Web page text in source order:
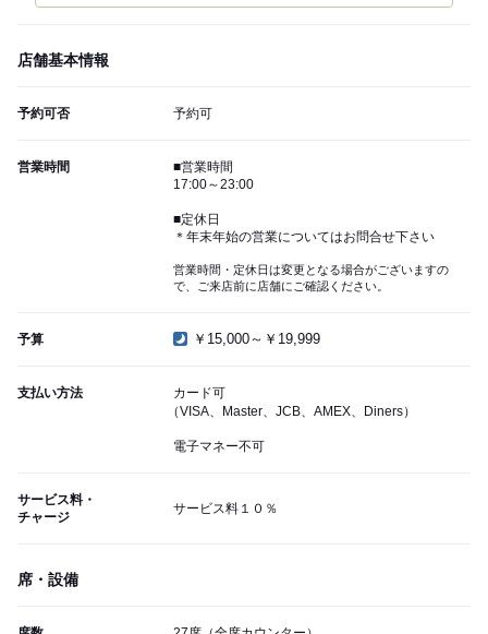
店舗基本情報
予約可否 予約可
営業時間
■営業時間
17:00～23:00
■定休日
＊年末年始の営業についてはお問合せ下さい
営業時間・定休日は変更となる場合がございますの
で、ご来店前に店舗にご確認ください。
予算 ￥15,000～￥19,999
支払い方法
カード可
（VISA、Master、JCB、AMEX、Diners）
電子マネー不可
サービス料・
チャージ
サービス料１０％
席・設備